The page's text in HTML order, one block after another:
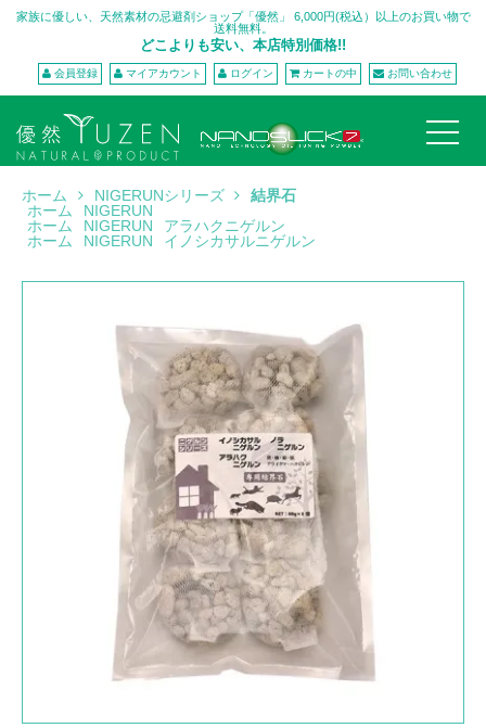
家族に優しい、天然素材の忌避剤ショップ「優然」 6,000円(税込）以上のお買い物で
送料無料。
どこよりも安い、本店特別価格!!
会員登録 マイアカウント ログイン カートの中 お問い合わせ
ホーム NIGERUNシリーズ
結界石
ホーム
NIGERUN
ホーム
NIGERUN
アラハクニゲルン
ホーム
NIGERUN イノシカサルニゲルン